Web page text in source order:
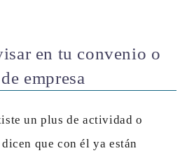
en tu convenio o
empresa
un plus de actividad o
que con él ya están